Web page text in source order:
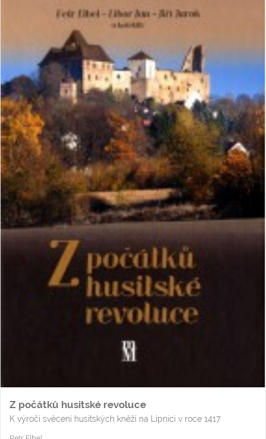
Z počátků husitské revoluce
K výročí svěcení husitských kněží na Lipnici v roce 1417